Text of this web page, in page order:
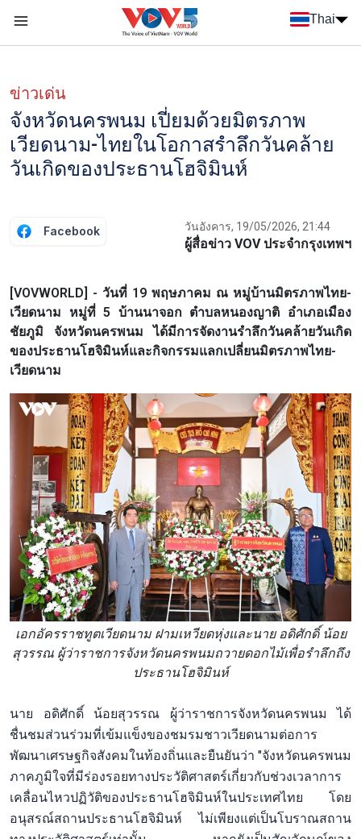
Thai
ข่าวเด่น
จังหวัดนครพนม เปี่ยมด้วยมิตรภาพ
เวียดนาม-ไทยในโอกาสรำลึกวันคล้าย
วันเกิดของประธานโฮจิมินห์
Facebook วันอังคาร, 19/05/2026, 21:44
ผู้สื่อข่าว VOV ประจำกรุงเทพฯ
[VOVWORLD] - วันที่ 19 พฤษภาคม ณ หมู่บ้านมิตรภาพไทย-
เวียดนาม หมู่ที่ 5 บ้านนาจอก ตำบลหนองญาติ อำเภอเมือง
ชัยภูมิ จังหวัดนครพนม ได้มีการจัดงานรำลึกวันคล้ายวันเกิด
ของประธานโฮจิมินห์และกิจกรรมแลกเปลี่ยนมิตรภาพไทย-
เวียดนาม
เอกอัครราชทูตเวียดนาม ฝามเหวียดหุ่งและนาย อดิศักดิ์ น้อย
สุวรรณ ผู้ว่าราชการจังหวัดนครพนมถวายดอกไม้เพื่อรำลึกถึง
ประธานโฮจิมินห์
นาย อดิศักดิ์ น้อยสุวรรณ ผู้ว่าราชการจังหวัดนครพนม ได้
ชื่นชมส่วนร่วมที่เข้มแข็งของชมรมชาวเวียดนามต่อการ
พัฒนาเศรษฐกิจสังคมในท้องถิ่นและยืนยันว่า "จังหวัดนครพนม
ภาคภูมิใจที่มีร่องรอยทางประวัติศาสตร์เกี่ยวกับช่วงเวลาการ
เคลื่อนไหวปฏิวัติของประธานโฮจิมินห์ในประเทศไทย โดย
อนุสรณ์สถานประธานโฮจิมินห์ ไม่เพียงแต่เป็นโบราณสถาน